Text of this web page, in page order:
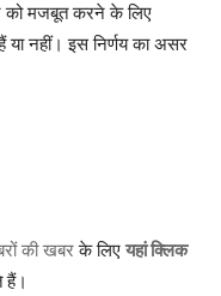
को मजबूत करने के लिए
नहीं। इस निर्णय का असर
की खबरके लिए यहां क्लिक